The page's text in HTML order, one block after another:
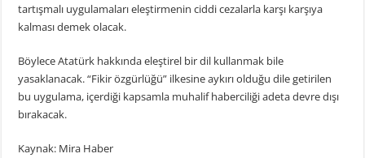
tartışmalı uygulamaları eleştirmenin ciddi cezalarla karşı karşıya
kalması demek olacak.
Böylece Atatürk hakkında eleştirel bir dil kullanmak bile
yasaklanacak. “Fikir özgürlüğü” ilkesine aykırı olduğu dile getirilen
bu uygulama, içerdiği kapsamla muhalif haberciliği adeta devre dışı
bırakacak.
Kaynak: Mira Haber